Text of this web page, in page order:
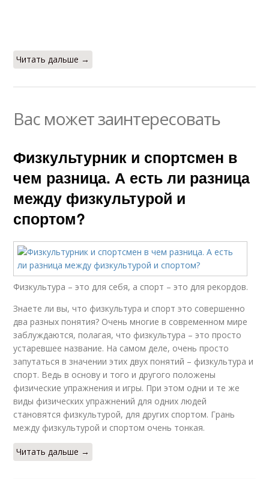
Читать дальше →
Вас может заинтересовать
Физкультурник и спортсмен в
чем разница. А есть ли разница
между физкультурой и
спортом?
Физкультура – это для себя, а спорт – это для рекордов.
Знаете ли вы, что физкультура и спорт это совершенно
два разных понятия? Очень многие в современном мире
заблуждаются, полагая, что физкультура – это просто
устаревшее название. На самом деле, очень просто
запутаться в значении этих двух понятий – физкультура и
спорт. Ведь в основу и того и другого положены
физические упражнения и игры. При этом одни и те же
виды физических упражнений для одних людей
становятся физкультурой, для других спортом. Грань
между физкультурой и спортом очень тонкая.
Читать дальше →